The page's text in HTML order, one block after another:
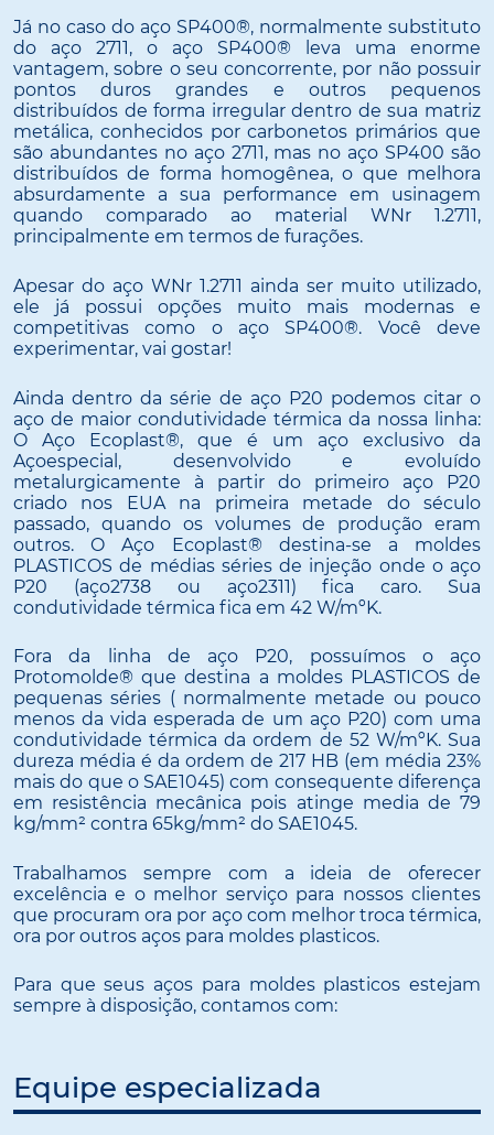
Já no caso do aço SP400®, normalmente substituto
do aço 2711, o aço SP400® leva uma enorme
vantagem, sobre o seu concorrente, por não possuir
pontos duros grandes e outros pequenos
distribuídos de forma irregular dentro de sua matriz
metálica, conhecidos por carbonetos primários que
são abundantes no aço 2711, mas no aço SP400 são
distribuídos de forma homogênea, o que melhora
absurdamente a sua performance em usinagem
quando comparado ao material WNr 1.2711,
principalmente em termos de furações.
Apesar do aço WNr 1.2711 ainda ser muito utilizado,
ele já possui opções muito mais modernas e
competitivas como o aço SP400®. Você deve
experimentar, vai gostar!
Ainda dentro da série de aço P20 podemos citar o
aço de maior condutividade térmica da nossa linha:
O Aço Ecoplast®, que é um aço exclusivo da
Açoespecial, desenvolvido e evoluído
metalurgicamente à partir do primeiro aço P20
criado nos EUA na primeira metade do século
passado, quando os volumes de produção eram
outros. O Aço Ecoplast® destina-se a moldes
PLASTICOS de médias séries de injeção onde o aço
P20 (aço2738 ou aço2311) fica caro. Sua
condutividade térmica fica em 42 W/mºK.
Fora da linha de aço P20, possuímos o aço
Protomolde® que destina a moldes PLASTICOS de
pequenas séries ( normalmente metade ou pouco
menos da vida esperada de um aço P20) com uma
condutividade térmica da ordem de 52 W/mºK. Sua
dureza média é da ordem de 217 HB (em média 23%
mais do que o SAE1045) com consequente diferença
em resistência mecânica pois atinge media de 79
kg/mm² contra 65kg/mm² do SAE1045.
Trabalhamos sempre com a ideia de oferecer
excelência e o melhor serviço para nossos clientes
que procuram ora por aço com melhor troca térmica,
ora por outros aços para moldes plasticos.
Para que seus aços para moldes plasticos estejam
sempre à disposição, contamos com:
Equipe especializada